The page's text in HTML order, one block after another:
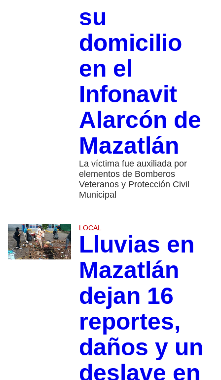
su
domicilio
en el
Infonavit
Alarcón de
Mazatlán
La víctima fue auxiliada por
elementos de Bomberos
Veteranos y Protección Civil
Municipal
LOCAL
Lluvias en
Mazatlán
dejan 16
reportes,
daños y un
deslave en